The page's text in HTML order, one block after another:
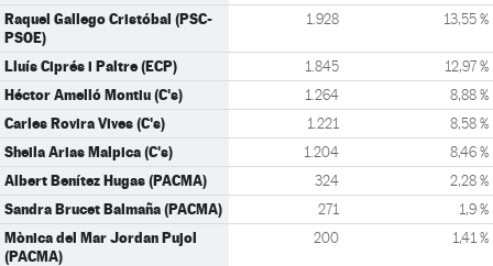
Raquel Gallego Cristóbal (PSC-
PSOE)
1.928 13,55 %
Lluís Ciprés i Paltre (ECP) 1.845 12,97 %
Héctor Amelló Montiu (C's) 1.264 8,88 %
Carles Rovira Vives (C's) 1.221 8,58 %
Sheila Arias Malpica (C's) 1.204 8,46 %
Albert Benítez Hugas (PACMA) 324 2,28 %
Sandra Brucet Balmaña (PACMA) 271 1,9 %
Mònica del Mar Jordan Pujol
(PACMA)
200 1,41 %